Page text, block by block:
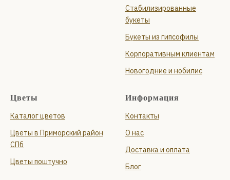
Стабилизированные
букеты
Букеты из гипсофилы
Корпоративным клиентам
Новогодние и нобилис
Цветы
Каталог цветов
Цветы в Приморский район
СПб
Цветы поштучно
Информация
Контакты
О нас
Доставка и оплата
Блог